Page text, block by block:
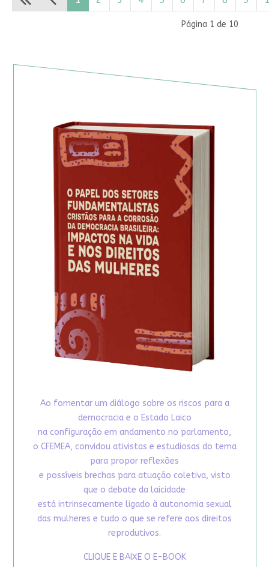
Página 1 de 10
Ao fomentar um diálogo sobre os riscos para a
democracia e o Estado Laico
na configuração em andamento no parlamento,
o CFEMEA, convidou ativistas e estudiosas do tema
para propor reflexões
e possíveis brechas para atuação coletiva, visto
que o debate da laicidade
está intrinsecamente ligado à autonomia sexual
das mulheres e tudo o que se refere aos direitos
reprodutivos.
CLIQUE E BAIXE O E-BOOK